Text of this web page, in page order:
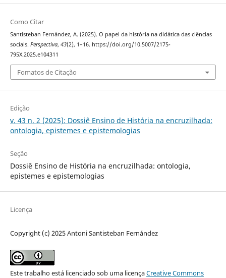
Como Citar
Santisteban Fernández, A. (2025). O papel da história na didática das ciências
sociais. Perspectiva, 43(2), 1–16. https://doi.org/10.5007/2175-
795X.2025.e104311
Fomatos de Citação
Edição
v. 43 n. 2 (2025): Dossiê Ensino de História na encruzilhada:
ontologia, epistemes e epistemologias
Seção
Dossiê Ensino de História na encruzilhada: ontologia,
epistemes e epistemologias
Licença
Copyright (c) 2025 Antoni Santisteban Fernández
Este trabalho está licenciado sob uma licençaCreative Commons